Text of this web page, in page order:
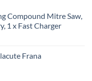
Compound Mitre Saw,
1 x Fast Charger
Frana